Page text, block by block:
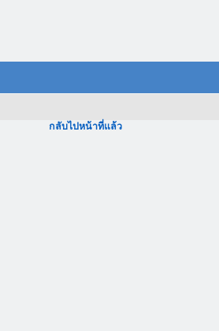
กลับไปหน้าที่แล้ว